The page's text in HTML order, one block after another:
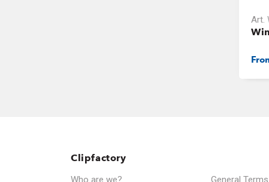
Art.
Clipfactory
Who are we? General